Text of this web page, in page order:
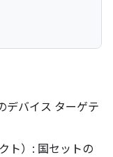
デバイス ターゲテ
ト）: 国セットの